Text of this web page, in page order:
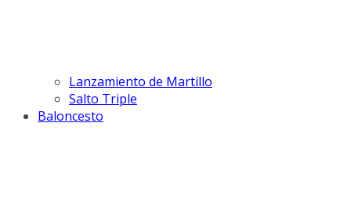
Lanzamiento de Martillo
Salto Triple
Baloncesto